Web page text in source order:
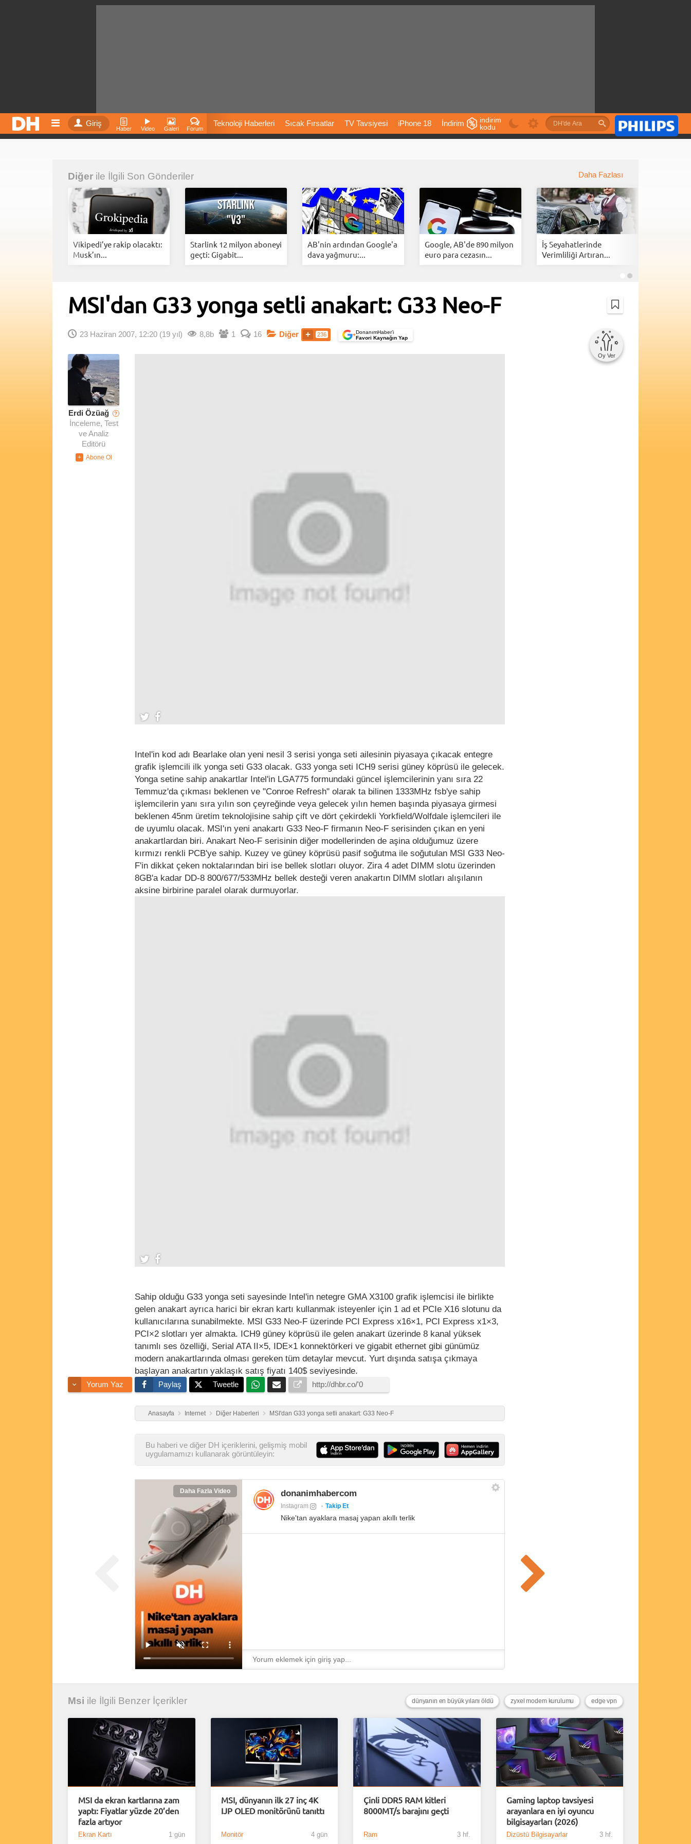
Giriş
Haber Video Galeri Forum
Teknoloji Haberleri Sıcak Fırsatlar TV Tavsiyesi iPhone 18 İndirim
İnstagram Dondurma İnstagram Çöktü Mü
indirim
kodu
Diğer ile İlgili Son Gönderiler Daha Fazlası
Vikipedi’ye rakip olacaktı:
Musk’ın...
Starlink 12 milyon aboneyi
geçti: Gigabit...
AB'nin ardından Google'a
dava yağmuru:...
Google, AB'de 890 milyon
euro para cezasın...
İş Seyahatlerinde
Verimliliği Artıran...
MSI'dan G33 yonga setli anakart: G33 Neo-F
23 Haziran 2007, 12:20 (19 yıl) 8,8b 1 16 Diğer 236 +DonanımHaber’i
Favori Kaynağın Yap
Oy Ver
Erdi Özüağ ?
İnceleme, Test
ve Analiz
Editörü
Intel'in kod adı Bearlake olan yeni nesil 3 serisi yonga seti ailesinin piyasaya çıkacak entegre
grafik işlemcili ilk yonga seti G33 olacak. G33 yonga seti ICH9 serisi güney köprüsü ile gelecek.
Yonga setine sahip anakartlar Intel'in LGA775 formundaki güncel işlemcilerinin yanı sıra 22
Temmuz'da çıkması beklenen ve "Conroe Refresh" olarak ta bilinen 1333MHz fsb'ye sahip
işlemcilerin yanı sıra yılın son çeyreğinde veya gelecek yılın hemen başında piyasaya girmesi
beklenen 45nm üretim teknolojisine sahip çift ve dört çekirdekli Yorkfield/Wolfdale işlemcileri ile
de uyumlu olacak. MSI'ın yeni anakartı G33 Neo-F firmanın Neo-F serisinden çıkan en yeni
anakartlardan biri. Anakart Neo-F serisinin diğer modellerinden de aşina olduğumuz üzere
kırmızı renkli PCB'ye sahip. Kuzey ve güney köprüsü pasif soğutma ile soğutulan MSI G33 Neo-
F'in dikkat çeken noktalarından biri ise bellek slotları oluyor. Zira 4 adet DIMM slotu üzerinden
8GB'a kadar DD-8 800/677/533MHz bellek desteği veren anakartın DIMM slotları alışılanın
aksine birbirine paralel olarak durmuyorlar.
Sahip olduğu G33 yonga seti sayesinde Intel'in netegre GMA X3100 grafik işlemcisi ile birlikte
gelen anakart ayrıca harici bir ekran kartı kullanmak isteyenler için 1 ad et PCIe X16 slotunu da
kullanıcılarına sunabilmekte. MSI G33 Neo-F üzerinde PCI Express x16×1, PCI Express x1×3,
PCI×2 slotları yer almakta. ICH9 güney köprüsü ile gelen anakart üzerinde 8 kanal yüksek
tanımlı ses özelliği, Serial ATA II×5, IDE×1 konnektörkeri ve gigabit ethernet gibi günümüz
modern anakartlarında olması gereken tüm detaylar mevcut. Yurt dışında satışa çıkmaya
başlayan anakartın yaklaşık satış fiyatı 140$ seviyesinde.
Yorum Yaz Paylaş Tweetle
Anasayfa Internet Diğer Haberleri MSI'dan G33 yonga setli anakart: G33 Neo-F
Bu haberi ve diğer DH içeriklerini, gelişmiş mobil
uygulamamızı kullanarak görüntüleyin:
Daha Fazla Video donanimhabercom
Instagram Takip Et
Nike'tan ayaklara masaj yapan akıllı terlik
Msi ile İlgili Benzer İçerikler edge vpn
zyxel modem kurulumu
dünyanın en büyük yılanı öldü
MSI da ekran kartlarına zam
yaptı: Fiyatlar yüzde 20’den
fazla artıyor
Ekran Kartı 1 gün
MSI, dünyanın ilk 27 inç 4K
IJP OLED monitörünü tanıttı
Monitör 4 gün
Çinli DDR5 RAM kitleri
8000MT/s barajını geçti
Ram 3 hf.
Gaming laptop tavsiyesi
arayanlara en iyi oyuncu
bilgisayarları (2026)
Dizüstü Bilgisayarlar 3 hf.